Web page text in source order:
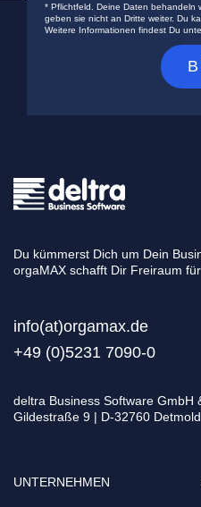
* Pflichtfeld. Deine Daten behandeln
geben sie nicht an Dritte weiter. Du
Weitere Informationen findest Du
Du kümmerst Dich um Dein
orgaMAX schafft Dir Freiraum
info(at)orgamax.de
+49 (0)5231 7090-0
deltra Business Software GmbH
Gildestraße 9 | D-32760 Detmold
UNTERNEHMEN